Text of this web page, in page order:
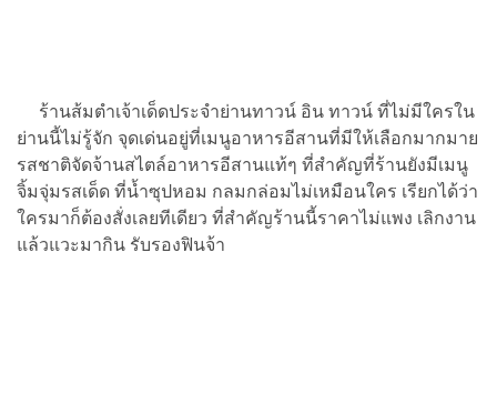
ร้านส้มตำเจ้าเด็ดประจำย่านทาวน์ อิน ทาวน์ ที่ไม่มีใครใน
ย่านนี้ไม่รู้จัก จุดเด่นอยู่ที่เมนูอาหารอีสานที่มีให้เลือกมากมาย
รสชาติจัดจ้านสไตล์อาหารอีสานแท้ๆ ที่สำคัญที่ร้านยังมีเมนู
จิ้มจุ่มรสเด็ด ที่น้ำซุปหอม กลมกล่อมไม่เหมือนใคร เรียกได้ว่า
ใครมาก็ต้องสั่งเลยทีเดียว ที่สำคัญร้านนี้ราคาไม่แพง เลิกงาน
แล้วแวะมากิน รับรองฟินจ้า